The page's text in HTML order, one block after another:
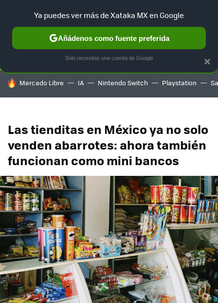
SELECCIÓN GAMING HOME AUTO TERRITORIO
HOY SE HABLA DE
Mercado Libre IA Nintendo Switch Playstation
Las tienditas en México ya no solo
venden abarrotes: ahora también
funcionan como mini bancos
×
Ya puedes ver más de Xataka MX en Google
Añádenos como fuente preferida
Solo necesitas una cuenta de Google